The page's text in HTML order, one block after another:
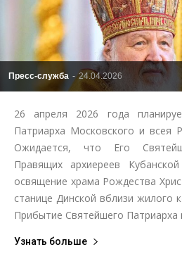
Пресс-служба - 24.04.2026
26 апреля 2026 года
Патриарха Московского и всея
Ожидается, что Его
Правящих архиереев
освящение храма Рождества
станице Динской вблизи жилого
Прибытие Святейшего Патриарха
Узнать больше